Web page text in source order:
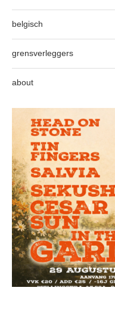
belgisch
grensverleggers
about